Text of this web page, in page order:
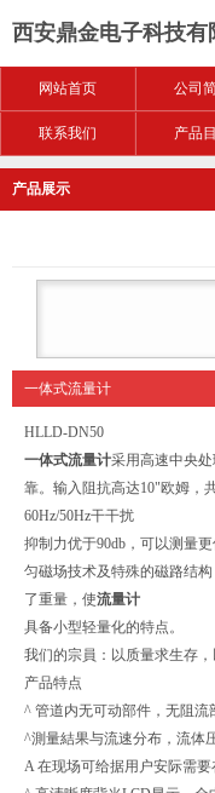
西安鼎金电子科技有
网站首页 公司
联系我们 产品
产品展示
一体式流量计
HLLD-
一体式流量计采用高速中央
靠。输入阻抗高达10"欧姆，
60Hz/50Hz干干扰
抑制力优于90db，可以测量
匀磁场技术及特殊的磁路结
了重量，使流量计
具备小型轻量化的特点。
我们的宗員：以质量求生存，
产品特点
^ 管道内无可动部件，无阻
^測量結果与流速分布，流体
A 在现场可给据用户安际需要